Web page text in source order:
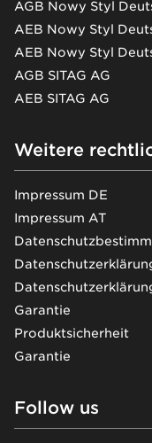
AGB Nowy Styl
AEB Nowy Styl
AEB Nowy Styl
AGB SITAG AG
AEB SITAG AG
Weitere
Impressum DE
Impressum AT
Garantie
Produktsicherheit
Garantie
Follow us